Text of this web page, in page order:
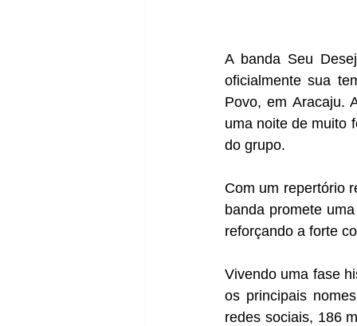
A banda Seu
oficialmente sua
Povo, em Aracaju.
uma noite de muito
do grupo.
Com um repertório
banda promete
reforçando a forte
Vivendo uma fase
os principais
redes sociais, 186